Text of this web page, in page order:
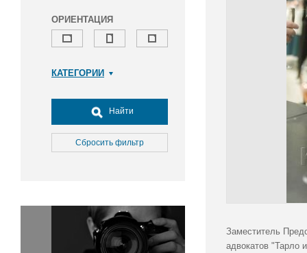
ОРИЕНТАЦИЯ
КАТЕГОРИИ
Досуг, туризм и отдых
Культура
Медицина
Окружающая среда
Политика
Правосудие
Найти
Сбросить фильтр
Заместитель
адвокатов "Тарло